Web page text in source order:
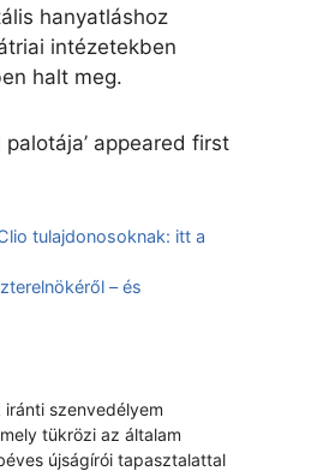
hanyatláshoz
intézetekben
halt meg.
appeared first
tulajdonosoknak: itt a
– és
szenvedélyem
tükrözi az általam
újságírói tapasztalattal